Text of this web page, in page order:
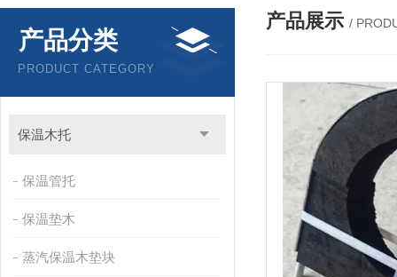
产品分类
PRODUCT CATEGORY
保温木托
保温管托
保温垫木
蒸汽保温木垫块
产品展示 /